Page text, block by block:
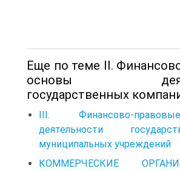
Еще по теме II.
основы
государственных
III. Финансово-
деятельности
муниципальных учреждений
КОММЕРЧЕСКИЕ